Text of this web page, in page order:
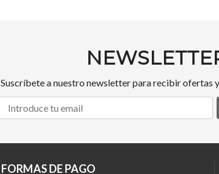
Suscríbete a nuestro newsletter para recibir ofertas
FORMAS DE PAGO